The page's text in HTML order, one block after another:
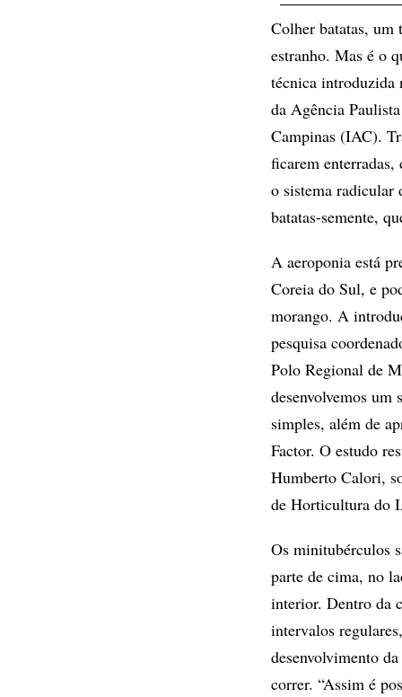
Colher batatas, um
estranho. Mas é o
técnica introduzida
da Agência
Campinas (IAC).
ficarem enterradas,
o sistema radicular
batatas-semente,
A aeroponia está
Coreia do Sul, e
morango. A
pesquisa
Polo Regional de
desenvolvemos um
simples, além de
Factor. O estudo
Humberto Calori,
de Horticultura do
Os minitubérculos
parte de cima, no
interior. Dentro da
intervalos
desenvolvimento
correr. “Assim é